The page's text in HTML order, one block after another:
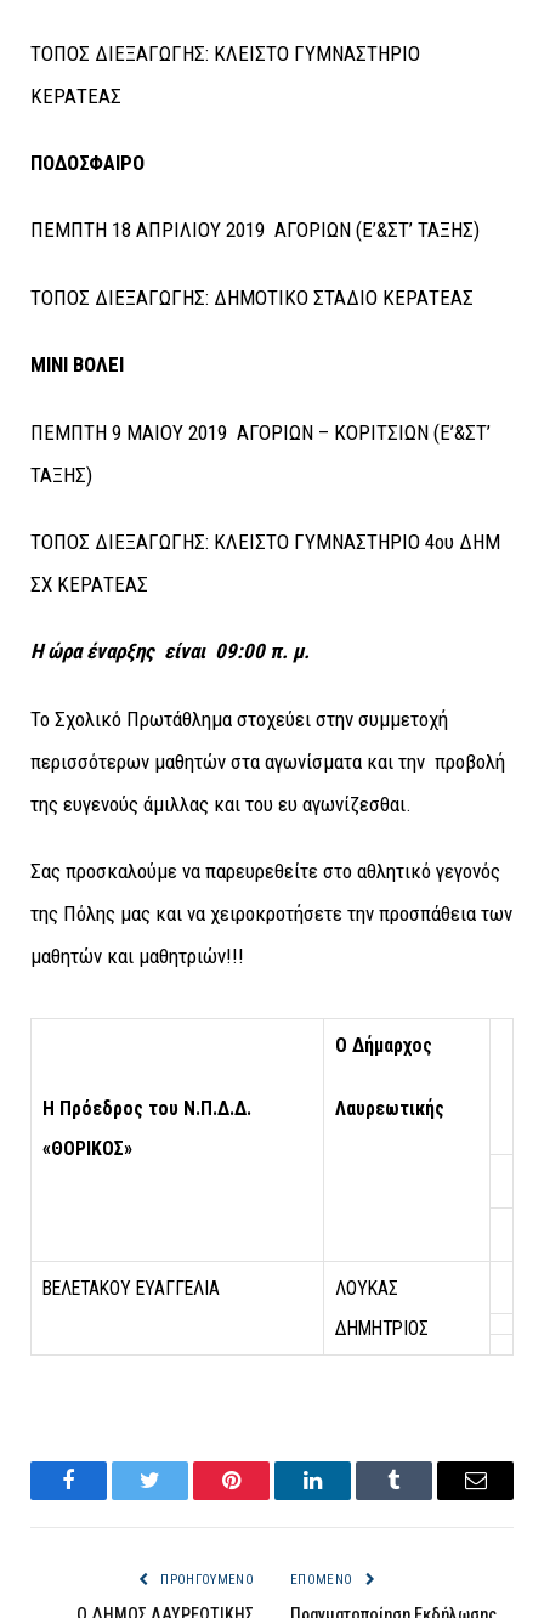
ΤΟΠΟΣ ΔΙΕΞΑΓΩΓΗΣ: ΚΛΕΙΣΤΟ ΓΥΜΝΑΣΤΗΡΙΟ
ΚΕΡΑΤΕΑΣ
ΠΟΔΟΣΦΑΙΡΟ
ΠΕΜΠΤΗ 18 ΑΠΡΙΛΙΟΥ 2019 ΑΓΟΡΙΩΝ (Ε’&ΣΤ’ ΤΑΞΗΣ)
ΤΟΠΟΣ ΔΙΕΞΑΓΩΓΗΣ: ΔΗΜΟΤΙΚΟ ΣΤΑΔΙΟ ΚΕΡΑΤΕΑΣ
ΜΙΝΙ ΒΟΛΕΙ
ΠΕΜΠΤΗ 9 ΜΑΙΟΥ 2019 ΑΓΟΡΙΩΝ – ΚΟΡΙΤΣΙΩΝ (Ε’&ΣΤ’
ΤΑΞΗΣ)
ΤΟΠΟΣ ΔΙΕΞΑΓΩΓΗΣ: ΚΛΕΙΣΤΟ ΓΥΜΝΑΣΤΗΡΙΟ 4ου ΔΗΜ
ΣΧ ΚΕΡΑΤΕΑΣ
Η ώρα έναρξης είναι 09:00 π. μ.
Το Σχολικό Πρωτάθλημα στοχεύει στην συμμετοχή
περισσότερων μαθητών στα αγωνίσματα και την προβολή
της ευγενούς άμιλλας και του ευ αγωνίζεσθαι.
Σας προσκαλούμε να παρευρεθείτε στο αθλητικό γεγονός
της Πόλης μας και να χειροκροτήσετε την προσπάθεια των
μαθητών και μαθητριών!!!
Η Πρόεδρος του Ν.Π.Δ.Δ.
«ΘΟΡΙΚΟΣ»
Ο Δήμαρχος
Λαυρεωτικής
ΒΕΛΕΤΑΚΟΥ ΕΥΑΓΓΕΛΙΑ
ΛΟΥΚΑΣ
ΔΗΜΗΤΡΙΟΣ
FacebookTwitter Pinterest LinkedInTumblr Email
ΠΡΟΗΓΟΎΜΕΝΟ ΕΠΌΜΕΝΟ